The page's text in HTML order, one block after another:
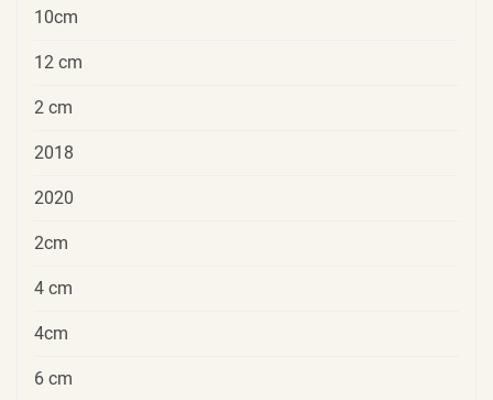
10cm
12 cm
2 cm
2018
2020
2cm
4 cm
4cm
6 cm